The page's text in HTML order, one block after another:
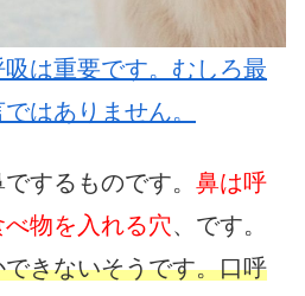
は重要です。むしろ最
はありません。
するものです。 鼻は呼
物を入れる穴、です。
きないそうです。口呼